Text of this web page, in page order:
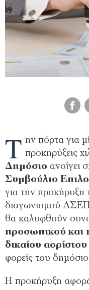
Τ ην πόρτα για
προκηρύξεις
Δημόσιο ανοίγει
Συμβούλιο
για την προκήρυξη
διαγωνισμού
θα καλυφθούν
προσωπικού και
δικαίου
φορείς του
Η προκήρυξη